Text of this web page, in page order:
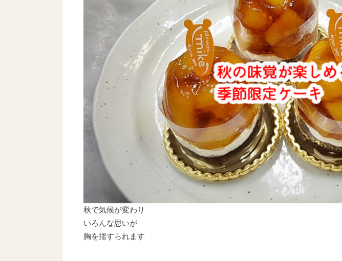
秋で気候が変わり
いろんな思いが
胸を揺すられます